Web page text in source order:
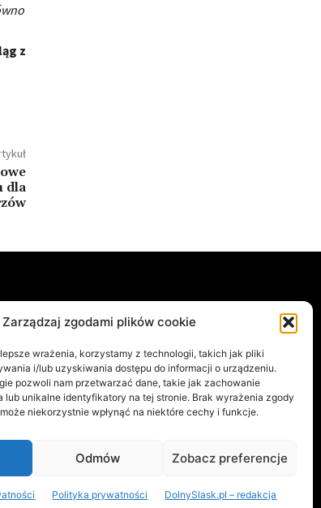
Zarządzaj zgodami plików cookie
wrażenia, korzystamy z technologii, takich jak pliki
i/lub uzyskiwania dostępu do informacji o urządzeniu.
pozwoli nam przetwarzać dane, takie jak zachowanie
lub unikalne identyfikatory na tej stronie. Brak wyrażenia zgody
niekorzystnie wpłynąć na niektóre cechy i funkcje.
Odmów Zobacz preferencje
Polityka prywatności DolnySlask.pl – redakcja
z
dla
589
434
190
161
Ostatnio opublikowane
inspirowany „Małą Moskwą”.
Trwa nabór projektów
3 sierpnia, 2026
w nowy wymiar